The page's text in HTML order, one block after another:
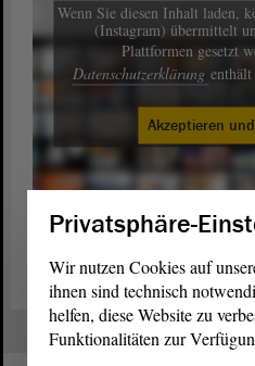
Wenn Sie diesen Inhalt laden,
(Instagram) übermittelt
Plattformen gesetzt
Datenschutzerklärung
Akzeptieren
Abschlussbericht der Enquete-
Privatsphäre-
Wir nutzen Cookies auf
ihnen sind technisch
helfen, diese Website zu
Funktionalitäten zur